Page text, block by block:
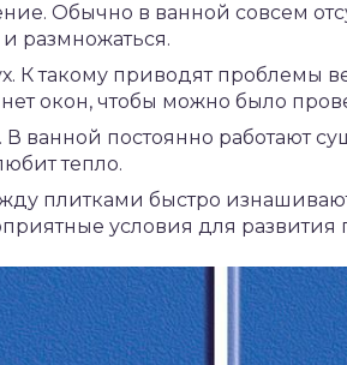
Обычно в ванной совсем
размножаться.
К такому приводят проблемы
нет окон, чтобы можно было
В ванной постоянно работают
тепло.
плитками быстро
условия для развития